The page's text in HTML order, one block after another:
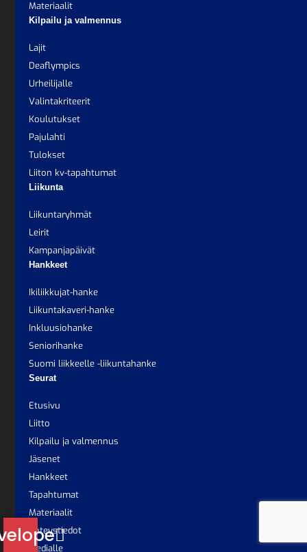
Materiaalit
Kilpailu ja valmennus
Lajit
Deaflympics
Urheilijalle
Valintakriteerit
Koulutukset
Pajulahti
Tulokset
Liiton kv-tapahtumat
Liikunta
Liikuntaryhmät
Leirit
Kampanjapäivät
Hankkeet
Ikiliikkujat-hanke
Liikuntakaveri-hanke
Inkluusiohanke
Seniorihanke
Suomi liikkeelle -liikuntahanke
Seurat
Etusivu
Liitto
Kilpailu ja valmennus
Jäsenet
Hankkeet
Tapahtumat
Materiaalit
Yhteystiedot
Medialle